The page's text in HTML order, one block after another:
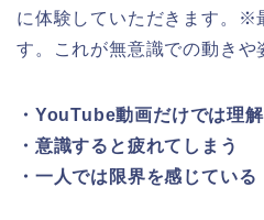
に体験していただきます。※
す。これが無意識での動きや
・YouTube動画だけでは理
・意識すると疲れてしまう
・一人では限界を感じている